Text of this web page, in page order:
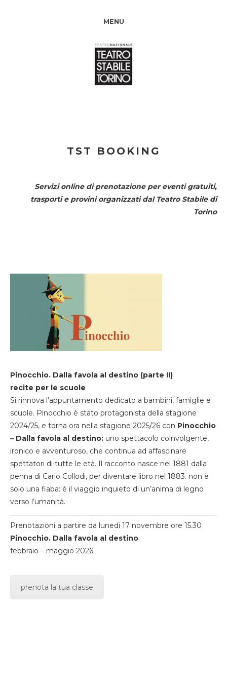
MENU
TST BOOKING
Servizi online di prenotazione per eventi gratuiti,
trasporti e provini organizzati dal Teatro Stabile di
Torino
Pinocchio. Dalla favola al destino (parte II)
recite per le scuole
Si rinnova l’appuntamento dedicato a bambini, famiglie e
scuole. Pinocchio è stato protagonista della stagione
2024/25, e torna ora nella stagione 2025/26 con Pinocchio
– Dalla favola al destino: uno spettacolo coinvolgente,
ironico e avventuroso, che continua ad affascinare
spettatori di tutte le età. Il racconto nasce nel 1881 dalla
penna di Carlo Collodi, per diventare libro nel 1883. non è
solo una fiaba: è il viaggio inquieto di un’anima di legno
verso l’umanità.
Prenotazioni a partire da lunedi 17 novembre ore 15.30
Pinocchio. Dalla favola al destino
febbraio – maggio 2026
prenota la tua classe